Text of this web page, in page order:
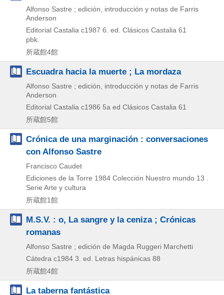
Alfonso Sastre ; edición, introducción y notas de Farris
Anderson
Editorial Castalia c1987 6. ed. Clásicos Castalia 61
pbk.
所蔵館4館
Escuadra hacia la muerte ; La mordaza
Alfonso Sastre ; edición, introducción y notas de Farris
Anderson
Editorial Castalia c1986 5a ed Clásicos Castalia 61
所蔵館5館
Crónica de una marginación : conversaciones
con Alfonso Sastre
Francisco Caudet
Ediciones de la Torre 1984 Colección Nuestro mundo 13 .
Serie Arte y cultura
所蔵館1館
M.S.V. : o, La sangre y la ceniza ; Crónicas
romanas
Alfonso Sastre ; edición de Magda Ruggeri Marchetti
Cátedra c1984 3. ed.
Letras hispánicas 88
所蔵館4館
La taberna fantástica